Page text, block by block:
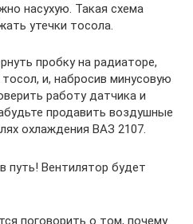
насухую. Такая схема
утечки тосола.
пробку на радиаторе,
и, набросив минусовую
работу датчика и
продавить воздушные
охлаждения ВАЗ 2107.
путь! Вентилятор будет
поговорить о том, почему